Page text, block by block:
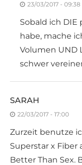
23/03/2017 - 09:38
Sobald ich DIE
habe, mache
Volumen UND
schwer
SARAH
22/03/2017 - 17:00
Zurzeit benutze
Superstar x Fiber
Better Than Sex.